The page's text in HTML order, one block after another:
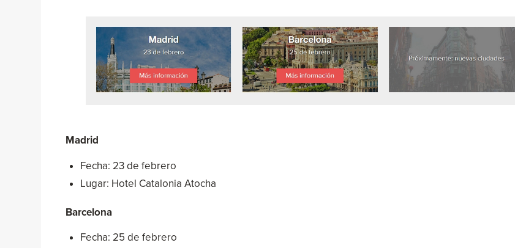
Madrid
Fecha: 23 de febrero
Lugar: Hotel Catalonia Atocha
Barcelona
Fecha: 25 de febrero